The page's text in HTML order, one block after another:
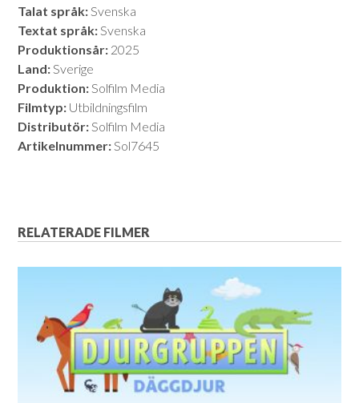
Talat språk:Svenska
Textat språk:Svenska
Produktionsår: 2025
Land:Sverige
Produktion:Solfilm Media
Filmtyp: Utbildningsfilm
Distributör:Solfilm Media
Artikelnummer:Sol7645
RELATERADE FILMER